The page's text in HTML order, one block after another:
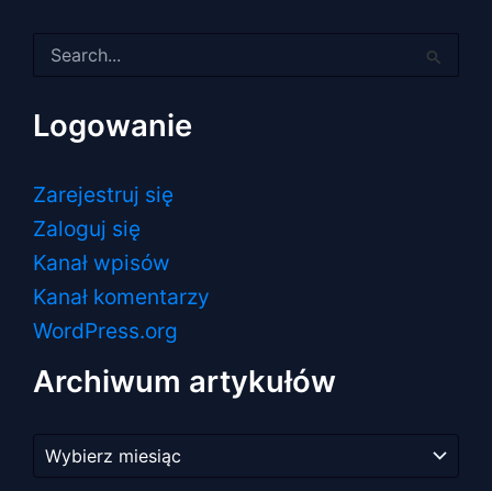
dla:
Logowanie
Zarejestruj się
Zaloguj się
Kanał wpisów
Kanał komentarzy
WordPress.org
Archiwum artykułów
artykułów